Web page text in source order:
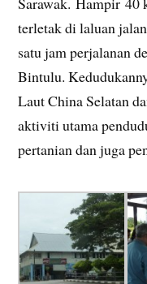
terletak di laluan
satu jam perjalanan
Bintulu.
Laut China Selatan
aktiviti utama
pertanian dan juga